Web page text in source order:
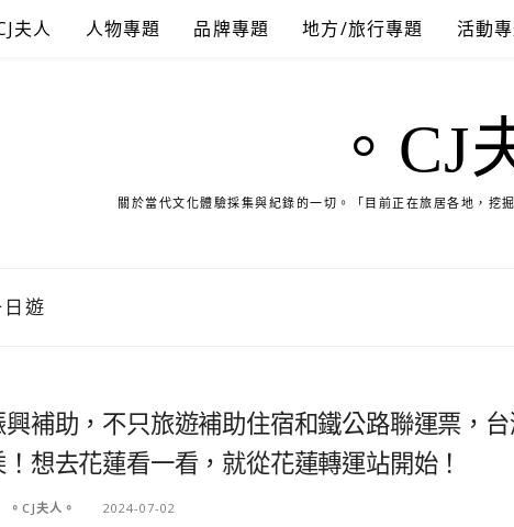
夫人 人物專題 品牌專題 地方/旅行專題 活動
。CJ
關於當代文化體驗採集與紀錄的一切。「目前正在旅居各地，挖
遊
興補助，不只旅遊補助住宿和鐵公路聯運票，
想去花蓮看一看，就從花蓮轉運站開始！
。CJ夫人。 2024-07-02